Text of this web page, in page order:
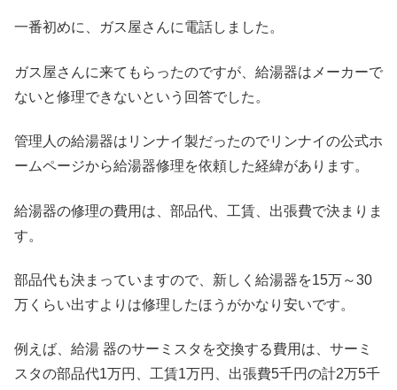
一番初めに、ガス屋さんに電話しました。
ガス屋さんに来てもらったのですが、給湯器はメーカーで
ないと修理できないという回答でした。
管理人の給湯器はリンナイ製だったのでリンナイの公式ホ
ームページから給湯器修理を依頼した経緯があります。
給湯器の修理の費用は、部品代、工賃、出張費で決まりま
す。
部品代も決まっていますので、新しく給湯器を15万～30
万くらい出すよりは修理したほうがかなり安いです。
例えば、給湯 器のサーミスタを交換する費用は、サーミ
スタの部品代1万円、工賃1万円、出張費5千円の計2万5千